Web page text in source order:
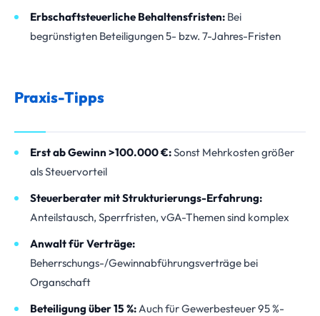
Erbschaftsteuerliche Behaltensfristen: Bei
begrünstigten Beteiligungen 5- bzw. 7-Jahres-Fristen
Praxis-Tipps
Erst ab Gewinn >100.000 €:Sonst Mehrkosten größer
als Steuervorteil
Steuerberater mit Strukturierungs-Erfahrung:
Anteilstausch, Sperrfristen, vGA-Themen sind komplex
Anwalt für Verträge:
Beherrschungs-/Gewinnabführungsverträge bei
Organschaft
Beteiligung über 15 %:Auch für Gewerbesteuer 95 %-